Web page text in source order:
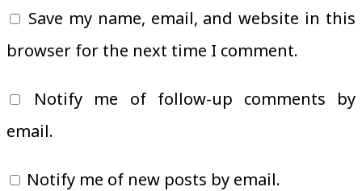
Save my name, email, and website in this
browser for the next time I comment.
Notify me of follow-up comments by
email.
Notify me of new posts by email.